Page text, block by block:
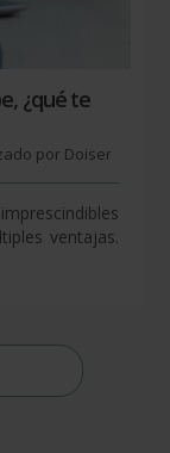
¿qué te
por Doiser
ventajas.